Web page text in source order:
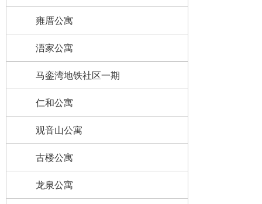
雍厝公寓
浯家公寓
马銮湾地铁社区一期
仁和公寓
观音山公寓
古楼公寓
龙泉公寓